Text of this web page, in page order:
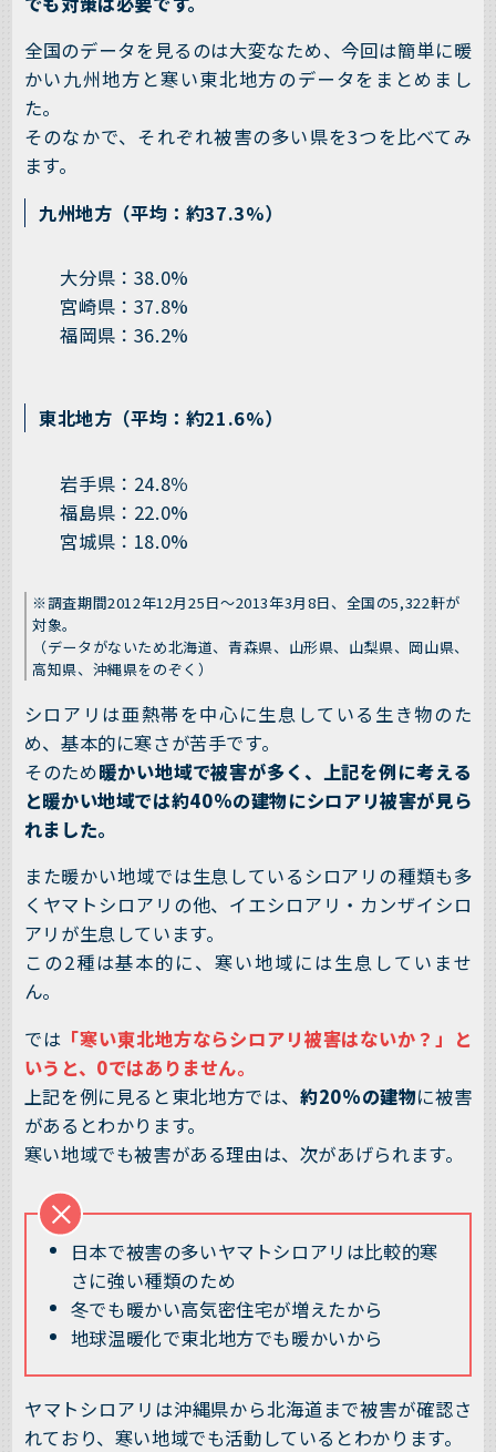
全国のデータを見るのは大変なため、今回は簡単に暖
かい九州地方と寒い東北地方のデータをまとめまし
た。
そのなかで、それぞれ被害の多い県を3つを比べてみ
ます。
九州地方（平均：約37.3%）
大分県：38.0%
宮崎県：37.8%
福岡県：36.2%
東北地方（平均：約21.6%）
岩手県：24.8％
福島県：22.0%
宮城県：18.0%
※調査期間2012年12月25日〜2013年3月8日、全国の5,322軒が
対象。
（データがないため北海道、青森県、山形県、山梨県、岡山県、
高知県、沖縄県をのぞく）
シロアリは亜熱帯を中心に生息している生き物のた
め、基本的に寒さが苦手です。
そのため暖かい地域で被害が多く、上記を例に考える
と暖かい地域では約40%の建物にシロアリ被害が見ら
れました。
また暖かい地域では生息しているシロアリの種類も多
くヤマトシロアリの他、イエシロアリ・カンザイシロ
アリが生息しています。
この2種は基本的に、寒い地域には生息していませ
ん。
では 「寒い東北地方ならシロアリ被害はないか？」と
いうと、0ではありません。
上記を例に見ると東北地方では、約20%の建物に被害
があるとわかります。
寒い地域でも被害がある理由は、次があげられます。
日本で被害の多いヤマトシロアリは比較的寒
さに強い種類のため
冬でも暖かい高気密住宅が増えたから
地球温暖化で東北地方でも暖かいから
ヤマトシロアリは沖縄県から北海道まで被害が確認さ
れており、寒い地域でも活動しているとわかります。